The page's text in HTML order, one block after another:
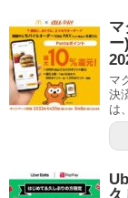
ー
マ
決
は